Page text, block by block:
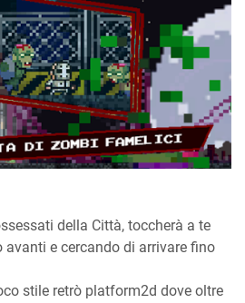
della Città, toccherà a te
e cercando di arrivare fino
stile retrò platform2d dove oltre